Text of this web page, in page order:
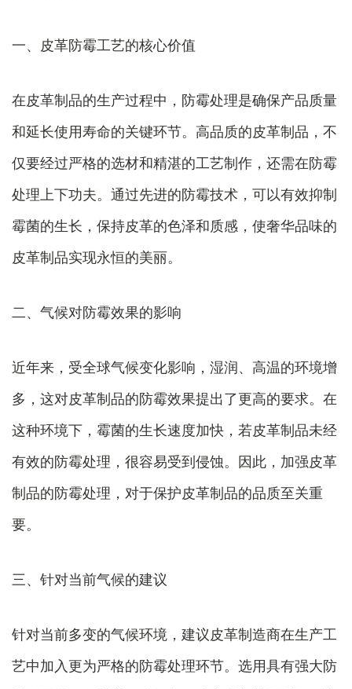
一、皮革防霉工艺的核心价值
在皮革制品的生产过程中，防霉处理是确保产品质量
和延长使用寿命的关键环节。高品质的皮革制品，不
仅要经过严格的选材和精湛的工艺制作，还需在防霉
处理上下功夫。通过先进的防霉技术，可以有效抑制
霉菌的生长，保持皮革的色泽和质感，使奢华品味的
皮革制品实现永恒的美丽。
二、气候对防霉效果的影响
近年来，受全球气候变化影响，湿润、高温的环境增
多，这对皮革制品的防霉效果提出了更高的要求。在
这种环境下，霉菌的生长速度加快，若皮革制品未经
有效的防霉处理，很容易受到侵蚀。因此，加强皮革
制品的防霉处理，对于保护皮革制品的品质至关重
要。
三、针对当前气候的建议
针对当前多变的气候环境，建议皮革制造商在生产工
艺中加入更为严格的防霉处理环节。选用具有强大防